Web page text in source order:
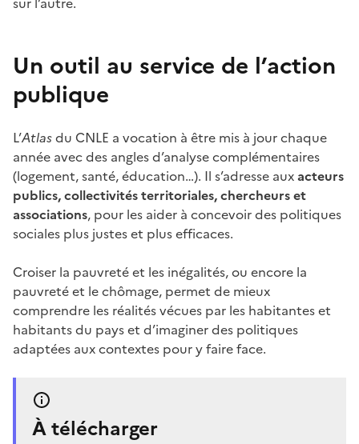
Un outil au service de l’action
publique
L’Atlasdu CNLE a vocation à être mis à jour chaque
année avec des angles d’analyse complémentaires
(logement, santé, éducation…). Il s’adresse auxacteurs
publics, collectivités territoriales, chercheurs et
associations, pour les aider à concevoir des politiques
sociales plus justes et plus efficaces.
Croiser la pauvreté et les inégalités, ou encore la
pauvreté et le chômage, permet de mieux
comprendre les réalités vécues par les habitantes et
habitants du pays et d’imaginer des politiques
adaptées aux contextes pour y faire face.
À télécharger